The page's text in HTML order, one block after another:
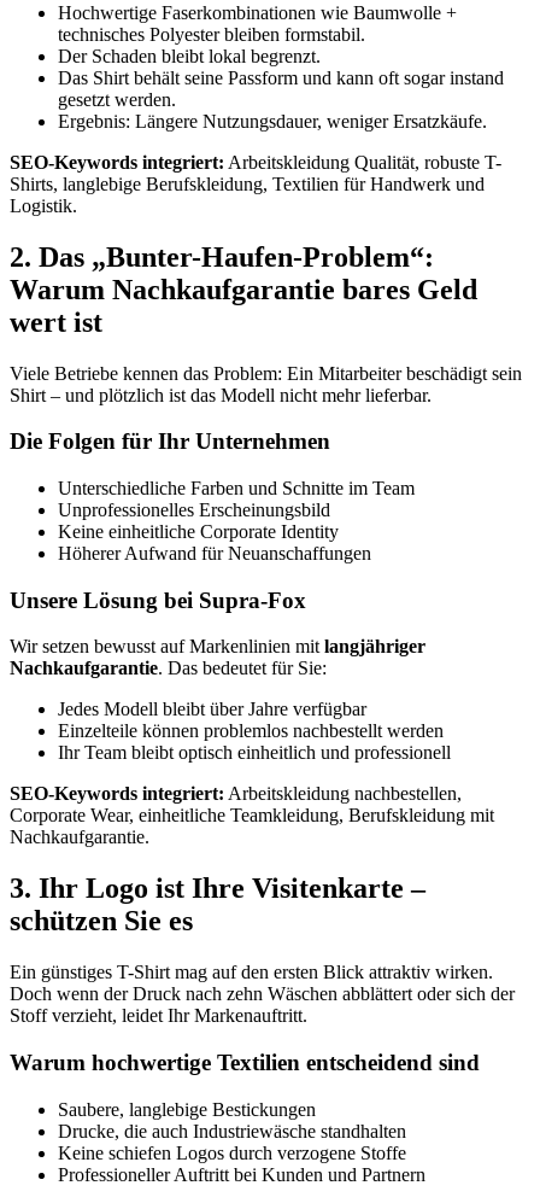
Hochwertige Faserkombinationen wie Baumwolle +
technisches Polyester bleiben formstabil.
Der Schaden bleibt lokal begrenzt.
Das Shirt behält seine Passform und kann oft sogar instand
gesetzt werden.
Ergebnis: Längere Nutzungsdauer, weniger Ersatzkäufe.
SEO-Keywords integriert: Arbeitskleidung Qualität, robuste T-
Shirts, langlebige Berufskleidung, Textilien für Handwerk und
Logistik.
2. Das „Bunter-Haufen-Problem“:
Warum Nachkaufgarantie bares Geld
wert ist
Viele Betriebe kennen das Problem: Ein Mitarbeiter beschädigt sein
Shirt – und plötzlich ist das Modell nicht mehr lieferbar.
Die Folgen für Ihr Unternehmen
Unterschiedliche Farben und Schnitte im Team
Unprofessionelles Erscheinungsbild
Keine einheitliche Corporate Identity
Höherer Aufwand für Neuanschaffungen
Unsere Lösung bei Supra-Fox
Wir setzen bewusst auf Markenlinien mit langjähriger
Nachkaufgarantie. Das bedeutet für Sie:
Jedes Modell bleibt über Jahre verfügbar
Einzelteile können problemlos nachbestellt werden
Ihr Team bleibt optisch einheitlich und professionell
SEO-Keywords integriert: Arbeitskleidung nachbestellen,
Corporate Wear, einheitliche Teamkleidung, Berufskleidung mit
Nachkaufgarantie.
3. Ihr Logo ist Ihre Visitenkarte –
schützen Sie es
Ein günstiges T-Shirt mag auf den ersten Blick attraktiv wirken.
Doch wenn der Druck nach zehn Wäschen abblättert oder sich der
Stoff verzieht, leidet Ihr Markenauftritt.
Warum hochwertige Textilien entscheidend sind
Saubere, langlebige Bestickungen
Drucke, die auch Industriewäsche standhalten
Keine schiefen Logos durch verzogene Stoffe
Professioneller Auftritt bei Kunden und Partnern